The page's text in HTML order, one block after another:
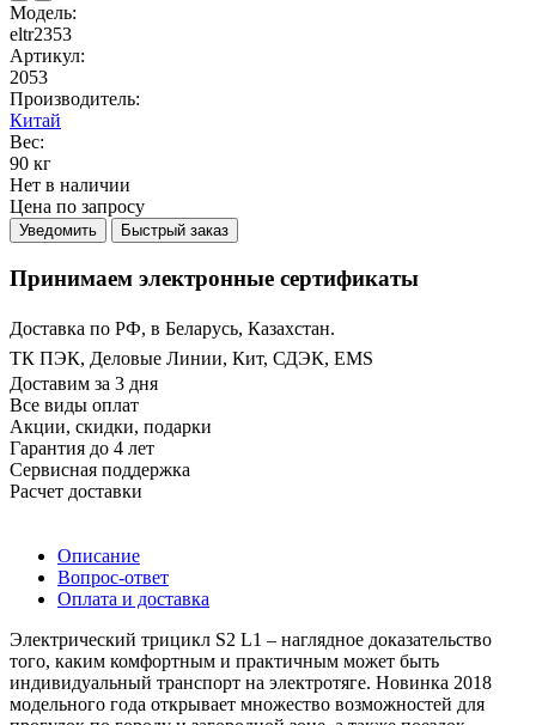
Модель:
eltr2353
Артикул:
2053
Производитель:
Китай
Вес:
90 кг
Нет в наличии
Цена по запросу
Уведомить Быстрый заказ
Принимаем электронные сертификаты
Доставка по РФ, в Беларусь, Казахстан.
ТК ПЭК, Деловые Линии, Кит, СДЭК, EMS
Доставим за 3 дня
Все виды оплат
Акции, скидки, подарки
Гарантия до 4 лет
Сервисная поддержка
Расчет доставки
Описание
Вопрос-ответ
Оплата и доставка
Электрический трицикл S2 L1 – наглядное доказательство
того, каким комфортным и практичным может быть
индивидуальный транспорт на электротяге. Новинка 2018
модельного года открывает множество возможностей для